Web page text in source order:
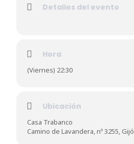
Detalles del evento
Hora
(Viernes) 22:30
Ubicación
Casa Trabanco
Camino de Lavandera, nº 3255,